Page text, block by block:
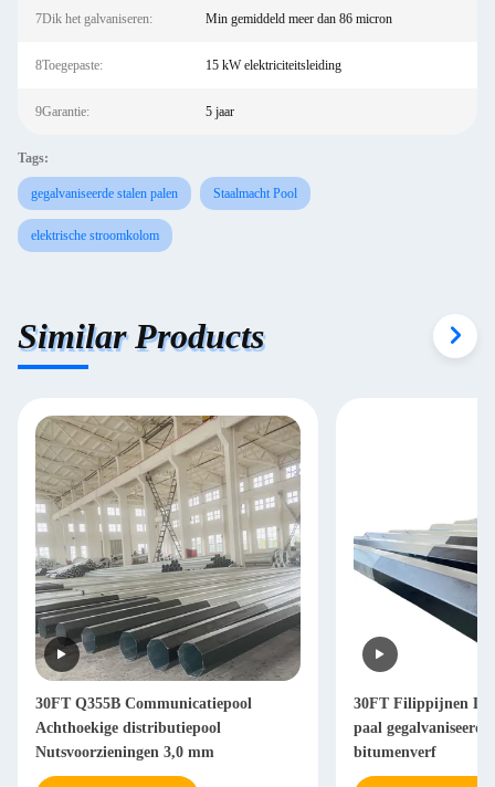
7Dik het galvaniseren: Min gemiddeld meer dan 86 micron
8Toegepaste: 15 kW elektriciteitsleiding
9Garantie: 5 jaar
Tags:
gegalvaniseerde stalen palen Staalmacht Pool
elektrische stroomkolom
Similar Products
30FT Q355B Communicatiepool
Achthoekige distributiepool
Nutsvoorzieningen 3,0 mm
30FT Filippijnen
paal
bitumenverf